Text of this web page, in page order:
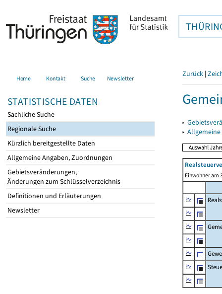
Home Kontakt Suche Newsletter
STATISTISCHE DATEN
Sachliche Suche
Regionale Suche
Kürzlich bereitgestellte Daten
Allgemeine Angaben, Zuordnungen
Gebietsveränderungen,
Änderungen zum Schlüsselverzeichnis
Definitionen und Erläuterungen
Newsletter
Zurück |
▸
▸
Einwohner am